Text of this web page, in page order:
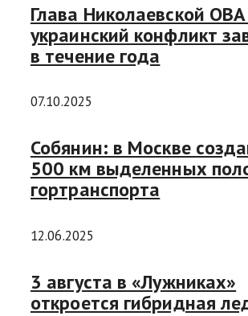
Глава Николаевской
украинский конфликт
в течение года
07.10.2025
Собянин: в Москве
500 км выделенных
гортранспорта
12.06.2025
3 августа в «Лужниках»
откроется гибридная